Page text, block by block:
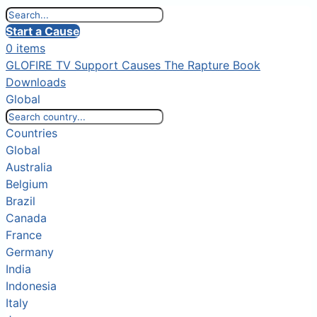
Start a Cause
0 items
GLOFIRE TV Support Causes The Rapture Book
Downloads
Global
Countries
Global
Australia
Belgium
Brazil
Canada
France
Germany
India
Indonesia
Italy